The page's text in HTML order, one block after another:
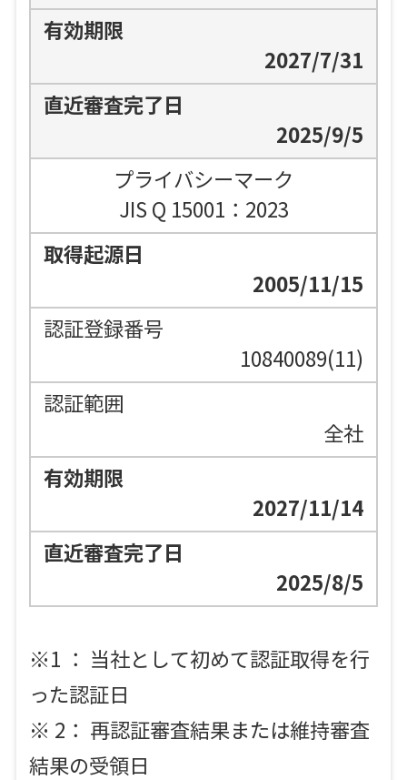
2027/7/31
2025/9/5
プライバシーマーク
JIS Q 15001：2023
2005/11/15
10840089(11)
全社
2027/11/14
2025/8/5
※1 ： 当社として初めて認証取得を行
った認証日
※ 2： 再認証審査結果または維持審査
結果の受領日